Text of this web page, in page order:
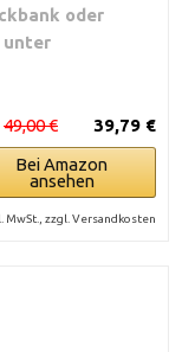
oder
unter
39,79 €
49,00 €
Bei Amazon
ansehen
MwSt., zzgl. Versandkosten